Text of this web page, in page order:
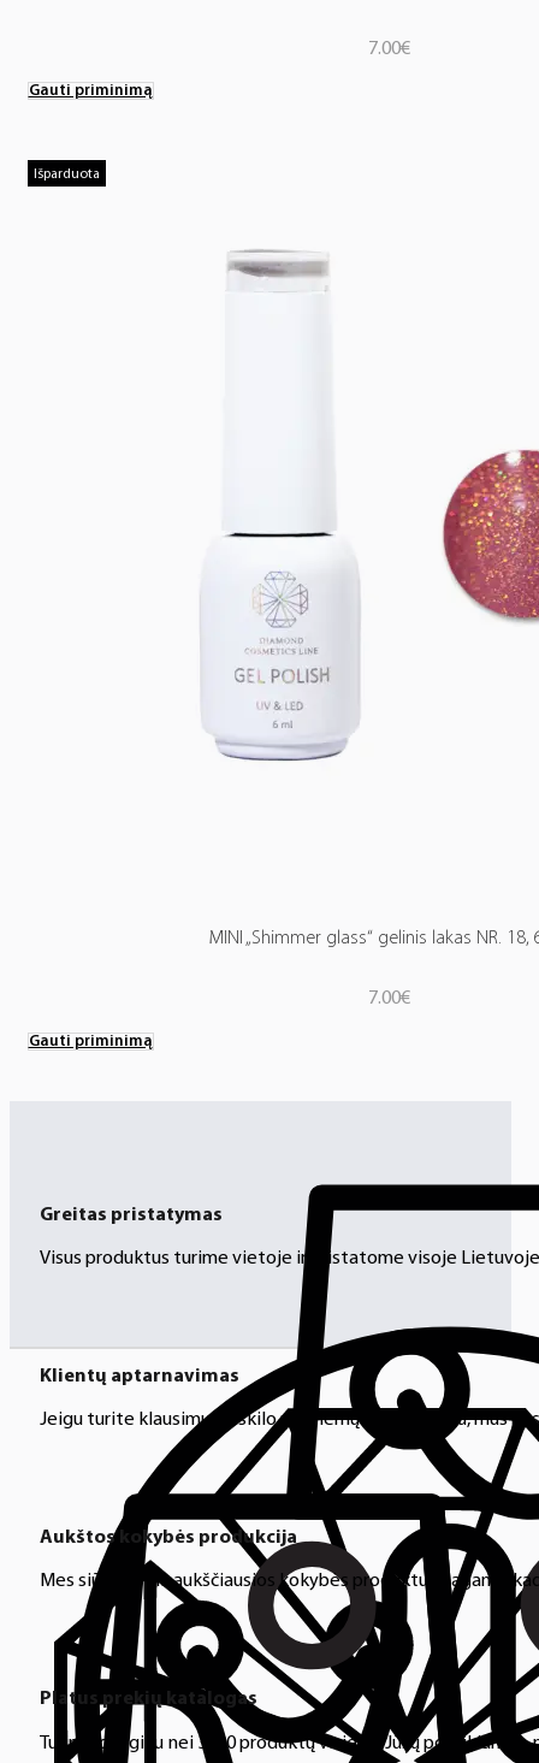
7.00€
Gauti priminimą
Išparduota
MINI „Shimmer glass“ gelinis lakas NR. 18,
7.00€
Gauti priminimą
Greitas pristatymas
Visus produktus turime vietoje ir pristatome visoje Lietuvoje
Klientų aptarnavimas
Jeigu turite klausimų ar iškilo problemų su užsakymu, mus
Aukštos kokybės produkcija
Mes siūlome tik aukščiausios kokybės produktus nagams,
Platus prekių katalogas
Turime daugiau nei 3000 produktų visiems Jūsų poreikiams